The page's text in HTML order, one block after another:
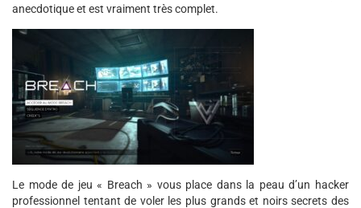
anecdotique et est vraiment très complet.
Le mode de jeu « Breach » vous place dans la peau d’un hacker
professionnel tentant de voler les plus grands et noirs secrets des